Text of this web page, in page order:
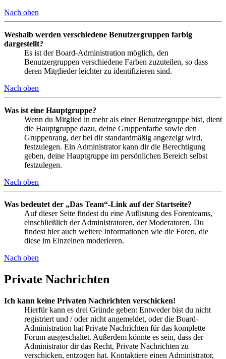
Nach oben
Weshalb werden verschiedene Benutzergruppen farbig
dargestellt?
Es ist der Board-Administration möglich, den
Benutzergruppen verschiedene Farben zuzuteilen, so dass
deren Mitglieder leichter zu identifizieren sind.
Nach oben
Was ist eine Hauptgruppe?
Wenn du Mitglied in mehr als einer Benutzergruppe bist, dient
die Hauptgruppe dazu, deine Gruppenfarbe sowie den
Gruppenrang, der bei dir standardmäßig angezeigt wird,
festzulegen. Ein Administrator kann dir die Berechtigung
geben, deine Hauptgruppe im persönlichen Bereich selbst
festzulegen.
Nach oben
Was bedeutet der „Das Team“-Link auf der Startseite?
Auf dieser Seite findest du eine Auflistung des Forenteams,
einschließlich der Administratoren, der Moderatoren. Du
findest hier auch weitere Informationen wie die Foren, die
diese im Einzelnen moderieren.
Nach oben
Private Nachrichten
Ich kann keine Privaten Nachrichten verschicken!
Hierfür kann es drei Gründe geben: Entweder bist du nicht
registriert und / oder nicht angemeldet, oder die Board-
Administration hat Private Nachrichten für das komplette
Forum ausgeschaltet. Außerdem könnte es sein, dass der
Administrator dir das Recht, Private Nachrichten zu
verschicken, entzogen hat. Kontaktiere einen Administrator,